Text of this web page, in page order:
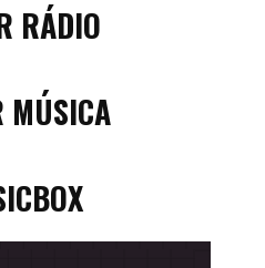
RÁDIO
MÚSICA